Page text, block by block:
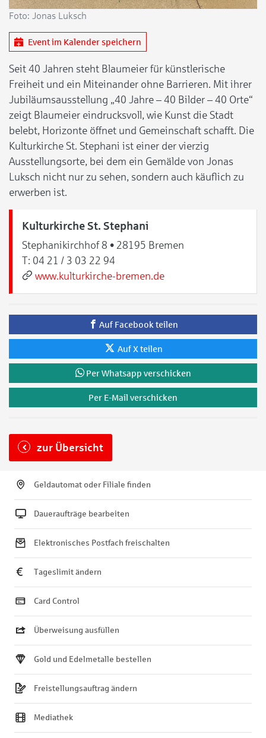
Foto: Jonas Luksch
Event im Kalender speichern
Seit 40 Jahren steht Blaumeier für künstlerische
Freiheit und ein Miteinander ohne Barrieren. Mit ihrer
Jubiläumsausstellung „40 Jahre – 40 Bilder – 40 Orte“
zeigt Blaumeier eindrucksvoll, wie Kunst die Stadt
belebt, Horizonte öffnet und Gemeinschaft schafft. Die
Kulturkirche St. Stephani ist einer der vierzig
Ausstellungsorte, bei dem ein Gemälde von Jonas
Luksch nicht nur zu sehen, sondern auch käuflich zu
erwerben ist.
Kulturkirche St. Stephani
Stephanikirchhof 8 • 28195 Bremen
T: 04 21 / 3 03 22 94
www.kulturkirche-bremen.de
Auf Facebook teilen
Auf X teilen
Per Whatsapp verschicken
Per E-Mail verschicken
zur Übersicht
Geldautomat oder Filiale finden
Daueraufträge bearbeiten
Elektronisches Postfach freischalten
Tageslimit ändern
Card Control
Überweisung ausfüllen
Gold und Edelmetalle bestellen
Freistellungsauftrag ändern
Mediathek